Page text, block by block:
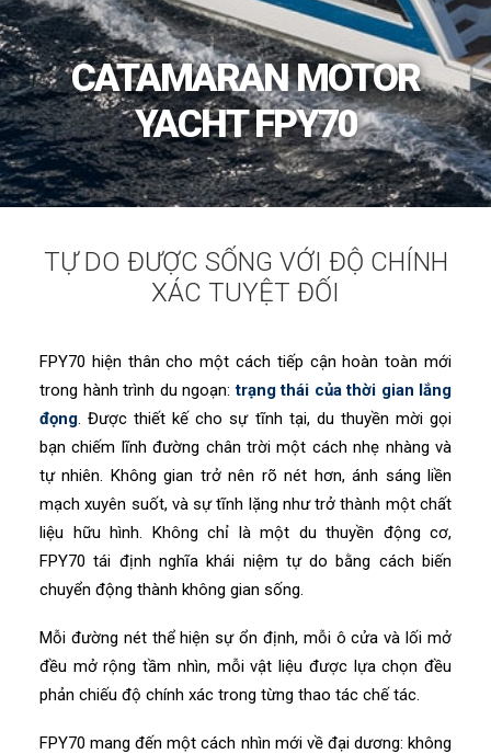
CATAMARAN MOTOR
YACHT FPY70
TỰ DO ĐƯỢC SỐNG VỚI ĐỘ CHÍNH
XÁC TUYỆT ĐỐI
FPY70 hiện thân cho một cách tiếp cận hoàn toàn mới
trong hành trình du ngoạn:trạng thái của thời gian lắng
đọng. Được thiết kế cho sự tĩnh tại, du thuyền mời gọi
bạn chiếm lĩnh đường chân trời một cách nhẹ nhàng và
tự nhiên. Không gian trở nên rõ nét hơn, ánh sáng liền
mạch xuyên suốt, và sự tĩnh lặng như trở thành một chất
liệu hữu hình. Không chỉ là một du thuyền động cơ,
FPY70 tái định nghĩa khái niệm tự do bằng cách biến
chuyển động thành không gian sống.
Mỗi đường nét thể hiện sự ổn định, mỗi ô cửa và lối mở
đều mở rộng tầm nhìn, mỗi vật liệu được lựa chọn đều
phản chiếu độ chính xác trong từng thao tác chế tác.
FPY70 mang đến một cách nhìn mới về đại dương: không